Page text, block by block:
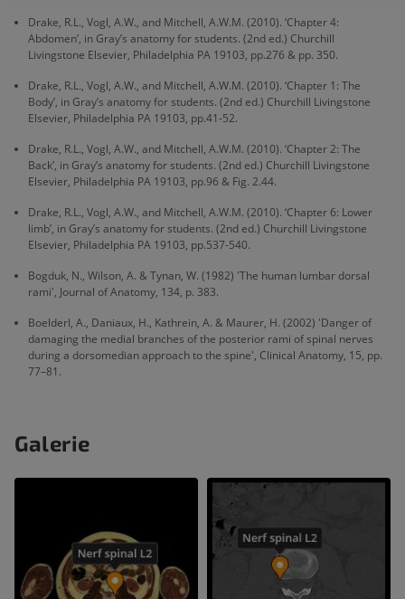
Drake, R.L., Vogl, A.W., and Mitchell, A.W.M. (2010). ‘Chapter 4:
Abdomen’, in Gray’s anatomy for students. (2nd ed.) Churchill
Livingstone Elsevier, Philadelphia PA 19103, pp.276 & pp. 350.
Drake, R.L., Vogl, A.W., and Mitchell, A.W.M. (2010). ‘Chapter 1: The
Body’, in Gray’s anatomy for students. (2nd ed.) Churchill Livingstone
Elsevier, Philadelphia PA 19103, pp.41-52.
Drake, R.L., Vogl, A.W., and Mitchell, A.W.M. (2010). ‘Chapter 2: The
Back’, in Gray’s anatomy for students. (2nd ed.) Churchill Livingstone
Elsevier, Philadelphia PA 19103, pp.96 & Fig. 2.44.
Drake, R.L., Vogl, A.W., and Mitchell, A.W.M. (2010). ‘Chapter 6: Lower
limb’, in Gray’s anatomy for students. (2nd ed.) Churchill Livingstone
Elsevier, Philadelphia PA 19103, pp.537-540.
Bogduk, N., Wilson, A. & Tynan, W. (1982) 'The human lumbar dorsal
rami', Journal of Anatomy, 134, p. 383.
Boelderl, A., Daniaux, H., Kathrein, A. & Maurer, H. (2002) 'Danger of
damaging the medial branches of the posterior rami of spinal nerves
during a dorsomedian approach to the spine', Clinical Anatomy, 15, pp.
77–81.
Galerie